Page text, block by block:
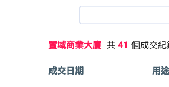
置域商業大廈 共 41 個成交紀
成交日期 用途